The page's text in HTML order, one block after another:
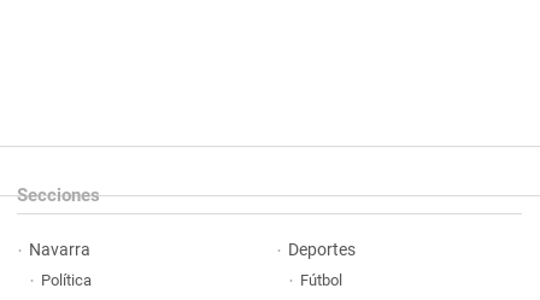
Secciones
Navarra
Política
Deportes
Fútbol